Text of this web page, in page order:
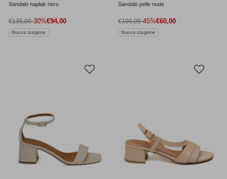
Sandalo naplak nero
Prezzo di vendita
€94,00
Prezzo normale
€135,00-30%
Nuova stagione
Sandalo pelle nude
Prezzo di vendita
€60,00
Prezzo normale
€109,00-45%
Nuova stagione